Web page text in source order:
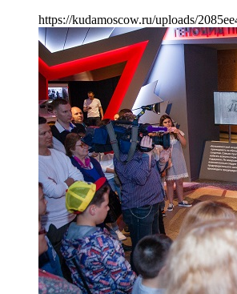
https://kudamoscow.ru/uploads/